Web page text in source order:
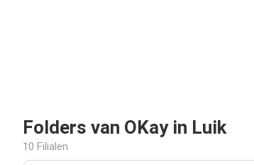
Folders van OKay in Luik
10 Filialen